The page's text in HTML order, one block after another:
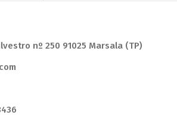
nº 250 91025 Marsala (TP)